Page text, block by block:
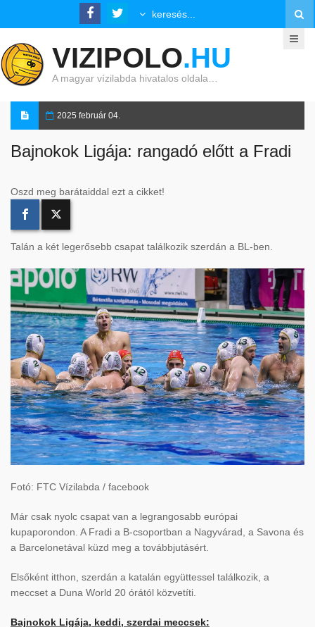
VIZIPOLO.HU
A magyar vízilabda hivatalos oldala…
2025 február 04.
Bajnokok Ligája: rangadó előtt a Fradi
Oszd meg barátaiddal ezt a cikket!
Talán a két legerősebb csapat találkozik szerdán a BL-ben.
Fotó: FTC Vízilabda / facebook
Már csak nyolc csapat van a legrangosabb európai
kupaporondon. A Fradi a B-csoportban a Nagyvárad, a Savona és
a Barcelonetával küzd meg a továbbjutásért.
Elsőként itthon, szerdán a katalán együttessel találkozik, a
meccset a Duna World 20 órától közvetíti.
Bajnokok Ligája, keddi, szerdai meccsek: